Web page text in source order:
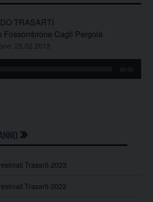
TRASARTI
Fossombrone Cagli Pergola
25.02.2013
00:00
Trasarti-2023
Trasarti-2022